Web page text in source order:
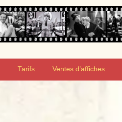
Tarifs Ventes d’affiches